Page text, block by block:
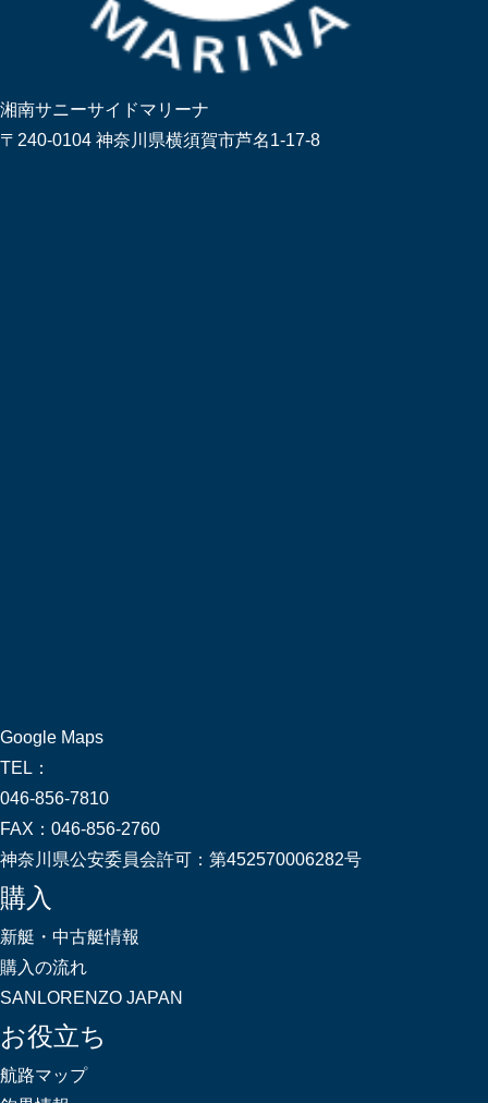
湘南サニーサイドマリーナ
〒240-0104 神奈川県横須賀市芦名1-17-8
Google Maps
TEL：
046-856-7810
FAX： 046-856-2760
神奈川県公安委員会許可： 第452570006282号
購入
新艇・中古艇情報
購入の流れ
SANLORENZO JAPAN
お役立ち
航路マップ